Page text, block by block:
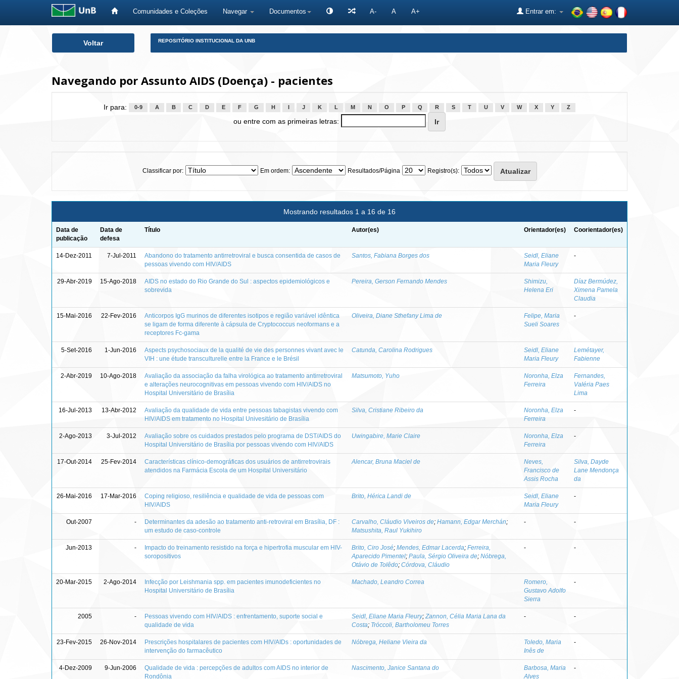
Comunidades e Coleções Navegar Documentos A- A A+ Entrar em:
Voltar REPOSITÓRIO INSTITUCIONAL DA UNB
Navegando por Assunto AIDS (Doença) - pacientes
Ir para: 0-9 A B C D E F G H J K L M N O P Q R S T U V W X Y Z
ou entre com as primeiras letras:
Classificar por: Em ordem: Resultados/Página Registro(s):
Mostrando resultados 1 a 16 de 16
Data de
publicação
Data de
defesa
Título Autor(es) Orientador(es) Coorientador(es)
14-Dez-2011 7-Jul-2011
Abandono do tratamento antirretroviral e busca consentida de casos de
pessoas vivendo com HIV/AIDS
Santos, Fabiana Borges dos
Seidl, Eliane
Maria Fleury
-
29-Abr-2019 15-Ago-2018
AIDS no estado do Rio Grande do Sul : aspectos epidemiológicos e
sobrevida
Pereira, Gerson Fernando Mendes
Shimizu,
Helena Eri
Díaz Bermúdez,
Ximena Pamela
Claudia
15-Mai-2016 22-Fev-2016
Anticorpos IgG murinos de diferentes isotipos e região variável idêntica
se ligam de forma diferente à cápsula de Cryptococcus neoformans e a
receptores Fc-gama
Oliveira, Diane Sthefany Lima de
Felipe, Maria
Sueli Soares
-
5-Set-2016 1-Jun-2016
Aspects psychosociaux de la qualité de vie des personnes vivant avec le
VIH : une étude transculturelle entre la France e le Brésil
Catunda, Carolina Rodrigues
Seidl, Eliane
Maria Fleury
Lemétayer,
Fabienne
2-Abr-2019 10-Ago-2018
Avaliação da associação da falha virológica ao tratamento antirretroviral
e alterações neurocognitivas em pessoas vivendo com HIV/AIDS no
Hospital Universitário de Brasília
Matsumoto, Yuho
Noronha, Elza
Ferreira
Fernandes,
Valéria Paes
Lima
16-Jul-2013 13-Abr-2012
Avaliação da qualidade de vida entre pessoas tabagistas vivendo com
HIV/AIDS em tratamento no Hospital Univesitário de Brasília
Silva, Cristiane Ribeiro da
Noronha, Elza
Ferreira
-
2-Ago-2013 3-Jul-2012
Avaliação sobre os cuidados prestados pelo programa de DST/AIDS do
Hospital Universitário de Brasília por pessoas vivendo com HIV/AIDS
Uwingabire, Marie Claire
Noronha, Elza
Ferreira
-
17-Out-2014 25-Fev-2014
Características clínico-demográficas dos usuários de antirretrovirais
atendidos na Farmácia Escola de um Hospital Universitário
Alencar, Bruna Maciel de
Neves,
Francisco de
Assis Rocha
Silva, Dayde
Lane Mendonça
da
26-Mai-2016 17-Mar-2016
Coping religioso, resiliência e qualidade de vida de pessoas com
HIV/AIDS
Brito, Hérica Landi de
Seidl, Eliane
Maria Fleury
-
Out-2007 -
Determinantes da adesão ao tratamento anti-retroviral em Brasília, DF :
um estudo de caso-controle
Carvalho, Cláudio Viveiros de; Hamann, Edgar Merchán;
Matsushita, Raul Yukihiro
- -
Jun-2013 -
Impacto do treinamento resistido na força e hipertrofia muscular em HIV-
soropositivos
Brito, Ciro José; Mendes, Edmar Lacerda; Ferreira,
Aparecido Pimentel; Paula, Sérgio Oliveira de; Nóbrega,
Otávio de Tolêdo; Córdova, Cláudio
- -
20-Mar-2015 2-Ago-2014
Infecção por Leishmania spp. em pacientes imunodeficientes no
Hospital Universitário de Brasília
Machado, Leandro Correa
Romero,
Gustavo Adolfo
Sierra
-
2005 -
Pessoas vivendo com HIV/AIDS : enfrentamento, suporte social e
qualidade de vida
Seidl, Eliane Maria Fleury; Zannon, Célia Maria Lana da
Costa; Tróccoli, Bartholomeu Torres
- -
23-Fev-2015 26-Nov-2014
Prescrições hospitalares de pacientes com HIV/AIDs : oportunidades de
intervenção do farmacêutico
Nóbrega, Heliane Vieira da
Toledo, Maria
Inês de
-
4-Dez-2009 9-Jun-2006
Qualidade de vida : percepções de adultos com AIDS no interior de
Rondônia
Nascimento, Janice Santana do
Barbosa, Maria
Alves
-